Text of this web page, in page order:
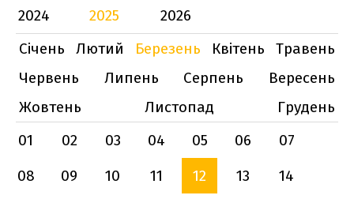
2024 2025
2026
Січень
Лютий Березень Квітень
Травень
Червень
Липень Серпень
Вересень
Жовтень
Листопад
Грудень
01
02 03 04 05 06
07
08
09 10 11 12 13
14